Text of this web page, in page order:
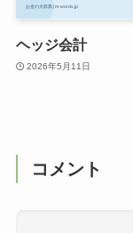
ヘッジ会計
2026年5月11日
コメント